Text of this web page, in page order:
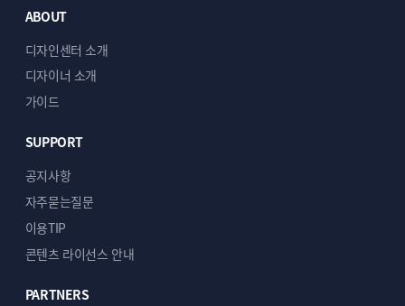
ABOUT
디자인센터 소개
디자이너 소개
가이드
SUPPORT
공지사항
자주묻는질문
이용TIP
콘텐츠 라이선스 안내
PARTNERS